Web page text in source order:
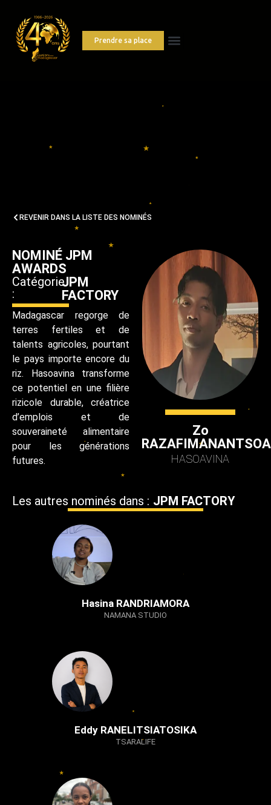
Prendre sa place
REVENIR DANS LA LISTE DES NOMINÉS
NOMINÉ JPM
AWARDS
Catégorie
:
JPM
FACTORY
Madagascar regorge de
terres fertiles et de
talents agricoles, pourtant
le pays importe encore du
riz. Hasoavina transforme
ce potentiel en une filière
rizicole durable, créatrice
d’emplois et de
souveraineté alimentaire
pour les générations
futures.
Zo
RAZAFIMANANTSOA
HASOAVINA
Les autres nominés dans : JPM FACTORY
Hasina RANDRIAMORA
NAMANA STUDIO
Eddy RANELITSIATOSIKA
TSARALIFE